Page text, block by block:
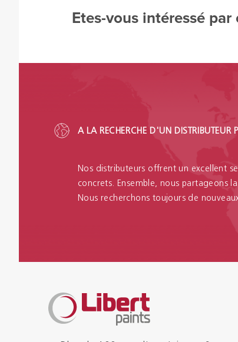
Etes-vous intéressé
A LA RECHERCHE D'UN DISTRIBUTEUR
Nos distributeurs offrent un excellent
concrets. Ensemble, nous partageons
Nous recherchons toujours de